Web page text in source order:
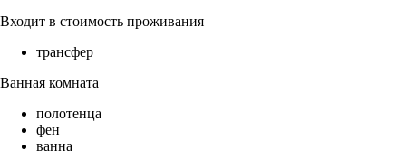
Входит в стоимость проживания
трансфер
Ванная комната
полотенца
фен
ванна